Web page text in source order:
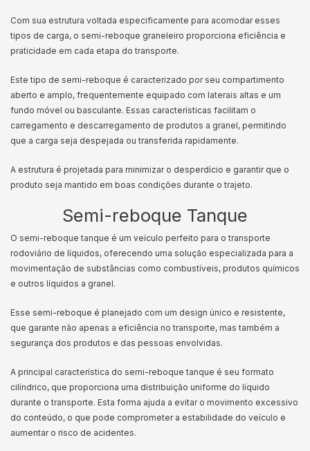
Com sua estrutura voltada especificamente para acomodar esses
tipos de carga, o semi-reboque graneleiro proporciona eficiência e
praticidade em cada etapa do transporte.
Este tipo de semi-reboque é caracterizado por seu compartimento
aberto e amplo, frequentemente equipado com laterais altas e um
fundo móvel ou basculante. Essas características facilitam o
carregamento e descarregamento de produtos a granel, permitindo
que a carga seja despejada ou transferida rapidamente.
A estrutura é projetada para minimizar o desperdício e garantir que o
produto seja mantido em boas condições durante o trajeto.
Semi-reboque Tanque
O semi-reboque tanque é um veículo perfeito para o transporte
rodoviário de líquidos, oferecendo uma solução especializada para a
movimentação de substâncias como combustíveis, produtos químicos
e outros líquidos a granel.
Esse semi-reboque é planejado com um design único e resistente,
que garante não apenas a eficiência no transporte, mas também a
segurança dos produtos e das pessoas envolvidas.
A principal característica do semi-reboque tanque é seu formato
cilíndrico, que proporciona uma distribuição uniforme do líquido
durante o transporte. Esta forma ajuda a evitar o movimento excessivo
do conteúdo, o que pode comprometer a estabilidade do veículo e
aumentar o risco de acidentes.